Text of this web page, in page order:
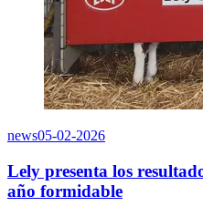
news05-02-2026
Lely presenta los
año formidable